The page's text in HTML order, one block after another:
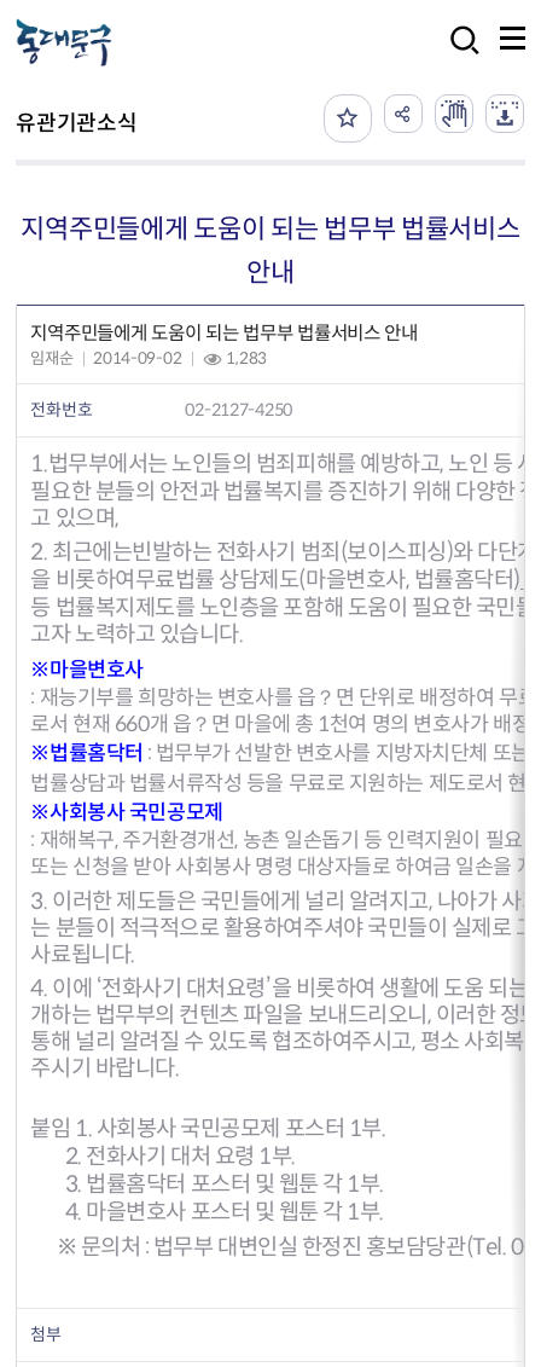
유관기관소식
지역주민들에게 도움이 되는 법무부 법률서비스
안내
지역주민들에게 도움이 되는 법무부 법률서비스 안내
임재순 2014-09-02 1,283
전화번호 02-2127-4250
1.법무부에서는 노인들의 범죄피해를 예방하고, 노인 등
필요한 분들의 안전과 법률복지를 증진하기 위해 다양한
고 있으며,
2. 최근에는빈발하는 전화사기 범죄(보이스피싱)와 다단
을 비롯하여무료법률 상담제도(마을변호사, 법률홈닥터)
등 법률복지제도를 노인층을 포함해 도움이 필요한 국민
고자 노력하고 있습니다.
※마을변호사
: 재능기부를 희망하는 변호사를 읍？면 단위로 배정하여 무
로서 현재 660개 읍？면 마을에 총 1천여 명의 변호사가 배정
※법률홈닥터 : 법무부가 선발한 변호사를 지방자치단체 또
법률상담과 법률서류작성 등을 무료로 지원하는 제도로서 현
※사회봉사 국민공모제
: 재해복구, 주거환경개선, 농촌 일손돕기 등 인력지원이 필요
또는 신청을 받아 사회봉사 명령 대상자들로 하여금 일손을
3. 이러한 제도들은 국민들에게 널리 알려지고, 나아가 사
는 분들이 적극적으로 활용하여주셔야 국민들이 실제로
사료됩니다.
4. 이에 ‘전화사기 대처요령’을 비롯하여 생활에 도움 되는
개하는 법무부의 컨텐츠 파일을 보내드리오니, 이러한 정
통해 널리 알려질 수 있도록 협조하여주시고, 평소 사회복
주시기 바랍니다.
붙임 1. 사회봉사 국민공모제 포스터 1부.
2. 전화사기 대처 요령 1부.
3. 법률홈닥터 포스터 및 웹툰 각 1부.
4. 마을변호사 포스터 및 웹툰 각 1부.
※ 문의처 : 법무부 대변인실 한정진 홍보담당관(Tel.
첨부